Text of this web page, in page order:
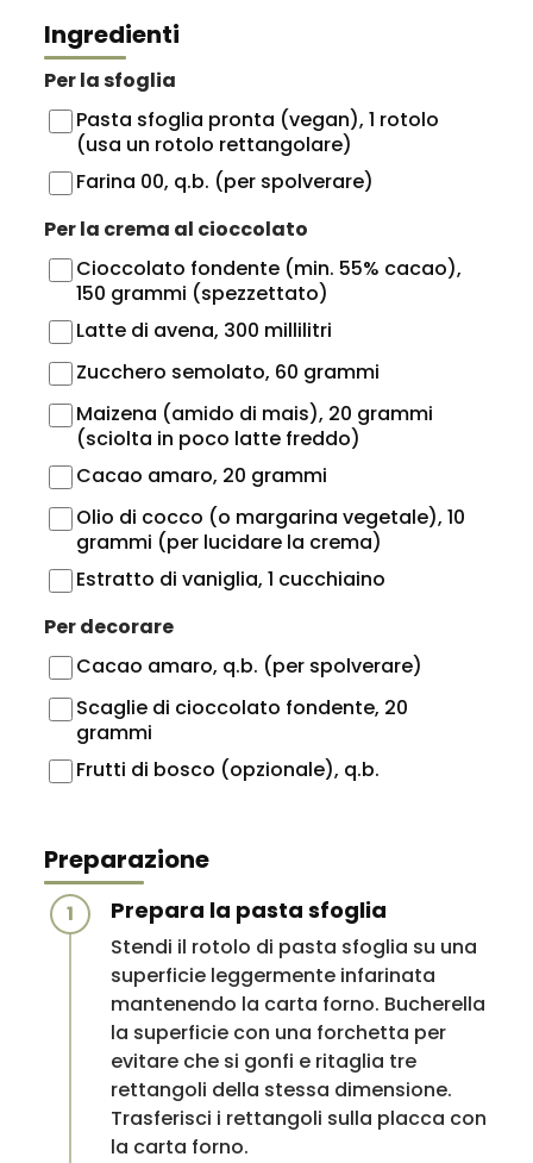
Ingredienti
Per la sfoglia
Pasta sfoglia pronta (vegan), 1 rotolo
(usa un rotolo rettangolare)
Farina 00, q.b. (per spolverare)
Per la crema al cioccolato
Cioccolato fondente (min. 55% cacao),
150 grammi (spezzettato)
Latte di avena, 300 millilitri
Zucchero semolato, 60 grammi
Maizena (amido di mais), 20 grammi
(sciolta in poco latte freddo)
Cacao amaro, 20 grammi
Olio di cocco (o margarina vegetale), 10
grammi (per lucidare la crema)
Estratto di vaniglia, 1 cucchiaino
Per decorare
Cacao amaro, q.b. (per spolverare)
Scaglie di cioccolato fondente, 20
grammi
Frutti di bosco (opzionale), q.b.
Preparazione
1 Prepara la pasta sfoglia
Stendi il rotolo di pasta sfoglia su una
superficie leggermente infarinata
mantenendo la carta forno. Bucherella
la superficie con una forchetta per
evitare che si gonfi e ritaglia tre
rettangoli della stessa dimensione.
Trasferisci i rettangoli sulla placca con
la carta forno.